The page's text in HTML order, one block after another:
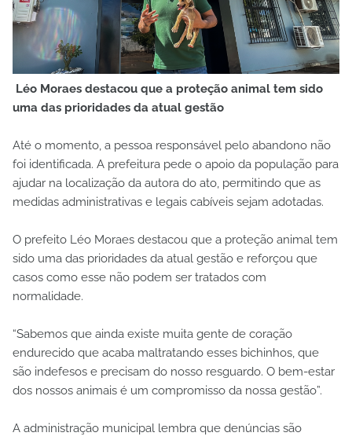
Léo Moraes destacou que a proteção animal tem sido
uma das prioridades da atual gestão
Até o momento, a pessoa responsável pelo abandono não
foi identificada. A prefeitura pede o apoio da população para
ajudar na localização da autora do ato, permitindo que as
medidas administrativas e legais cabíveis sejam adotadas.
O prefeito Léo Moraes destacou que a proteção animal tem
sido uma das prioridades da atual gestão e reforçou que
casos como esse não podem ser tratados com
normalidade.
“Sabemos que ainda existe muita gente de coração
endurecido que acaba maltratando esses bichinhos, que
são indefesos e precisam do nosso resguardo. O bem-estar
dos nossos animais é um compromisso da nossa gestão”.
A administração municipal lembra que denúncias são